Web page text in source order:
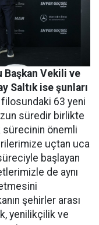
Başkan Vekili ve
Saltık ise şunları
63 yeni
süredir birlikte
sürecinin önemli
uçtan uca
başlayan
de aynı
şehirler arası
yenilikçilik ve